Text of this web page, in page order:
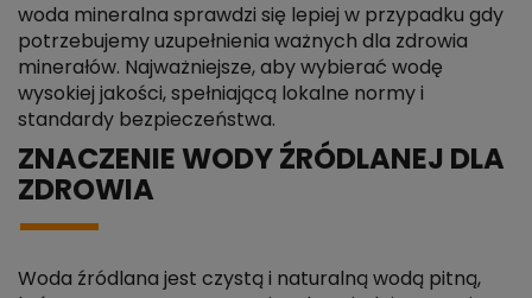
woda mineralna sprawdzi się lepiej w przypadku gdy
potrzebujemy uzupełnienia ważnych dla zdrowia
minerałów. Najważniejsze, aby wybierać wodę
wysokiej jakości, spełniającą lokalne normy i
standardy bezpieczeństwa.
ZNACZENIE WODY ŹRÓDLANEJ DLA
ZDROWIA
Woda źródlana jest czystą i naturalną wodą pitną,